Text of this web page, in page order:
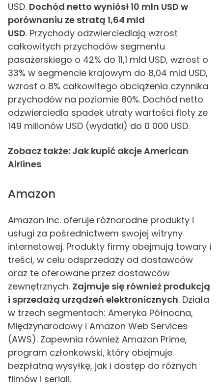
USD. Dochód netto wyniósł 10 mln USD w
porównaniu ze stratą 1,64 mld
USD. Przychody odzwierciedlają wzrost
całkowitych przychodów segmentu
pasażerskiego o 42% do 11,1 mld USD, wzrost o
33% w segmencie krajowym do 8,04 mld USD,
wzrost o 8% całkowitego obciążenia czynnika
przychodów na poziomie 80%. Dochód netto
odzwierciedla spadek utraty wartości floty ze
149 milionów USD (wydatki) do 0 000 USD.
Zobacz także: Jak kupić akcje American
Airlines
Amazon
Amazon Inc. oferuje różnorodne produkty i
usługi za pośrednictwem swojej witryny
internetowej. Produkty firmy obejmują towary i
treści, w celu odsprzedaży od dostawców
oraz te oferowane przez dostawców
zewnętrznych. Zajmuje się również produkcją
i sprzedażą urządzeń elektronicznych. Działa
w trzech segmentach: Ameryka Północna,
Międzynarodowy i Amazon Web Services
(AWS). Zapewnia również Amazon Prime,
program członkowski, który obejmuje
bezpłatną wysyłkę, jak i dostęp do różnych
filmów i seriali.